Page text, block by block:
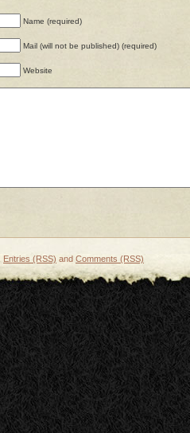
Name (required)
Mail (will not be published) (required)
Website
Entries (RSS) and Comments (RSS)